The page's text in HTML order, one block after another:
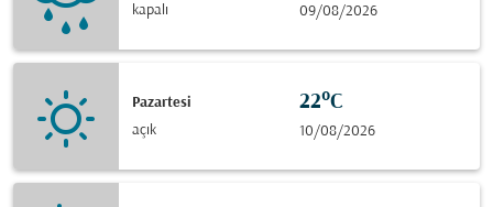
kapalı
09/08/2026
Pazartesi
açık
22°C
10/08/2026